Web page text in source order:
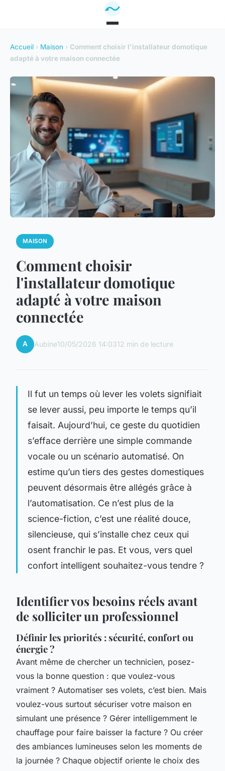
Accueil › Maison › Comment choisir l'installateur domotique
adapté à votre maison connectée
MAISON
Comment choisir
l'installateur domotique
adapté à votre maison
connectée
A Aubine10/05/2026 14:0312 min de lecture
Il fut un temps où lever les volets signifiait
se lever aussi, peu importe le temps qu’il
faisait. Aujourd’hui, ce geste du quotidien
s’efface derrière une simple commande
vocale ou un scénario automatisé. On
estime qu’un tiers des gestes domestiques
peuvent désormais être allégés grâce à
l’automatisation. Ce n’est plus de la
science-fiction, c’est une réalité douce,
silencieuse, qui s’installe chez ceux qui
osent franchir le pas. Et vous, vers quel
confort intelligent souhaitez-vous tendre ?
Identifier vos besoins réels avant
de solliciter un professionnel
Définir les priorités : sécurité, confort ou
énergie ?
Avant même de chercher un technicien, posez-
vous la bonne question : que voulez-vous
vraiment ? Automatiser ses volets, c’est bien. Mais
voulez-vous surtout sécuriser votre maison en
simulant une présence ? Gérer intelligemment le
chauffage pour faire baisser la facture ? Ou créer
des ambiances lumineuses selon les moments de
la journée ? Chaque objectif oriente le choix des